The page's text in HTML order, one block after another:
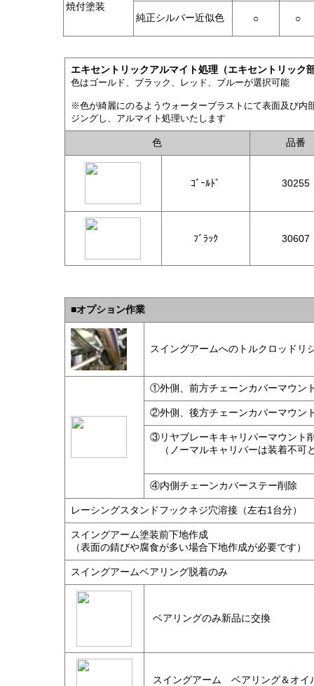
焼付塗装
純正シルバー近似色 ○ ○
エキセントリックアルマイト処理（エキセントリック
色はゴールド、ブラック、レッド、ブルーが選択可能
※色が綺麗にのるようウォーターブラストにて表面及び内
ジングし、アルマイト処理いたします
色 品番
ｺﾞｰﾙﾄﾞ 30255
ﾌﾞﾗｯｸ 30607
■オプション作業
スイングアームへのトルクロッドリ
①外側、前方チェーンカバーマウ
②外側、後方チェーンカバーマウン
③リヤブレーキキャリパーマウント
（ノーマルキャリパーは装着
④内側チェーンカバーステー削除
レーシングスタンドフックネジ穴溶接（左右1台分）
スイングアーム塗装前下地作成
（表面の錆びや腐食が多い場合下地作成が必要です）
スイングアームベアリング脱着のみ
ベアリングのみ新品に交換
スイングアーム ベアリング＆オイ